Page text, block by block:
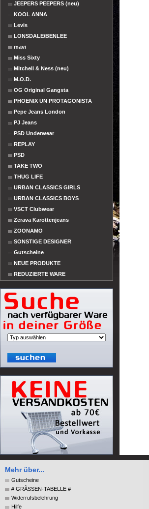
JEEPERS PEEPERS (neu)
KOOL ANNA
Levis
LONSDALE/BENLEE
mavi
Miss Sixty
Mitchell & Ness (neu)
M.O.D.
OG Original Gangsta
PHOENIX UN PROTAGONISTA
Pepe Jeans London
PJ Jeans
PSD Underwear
REPLAY
PSD
TAKE TWO
THUG LIFE
URBAN CLASSICS GIRLS
URBAN CLASSICS BOYS
VSCT Clubwear
Zerava Karottenjeans
ZOONAMO
SONSTIGE DESIGNER
Gutscheine
NEUE PRODUKTE
REDUZIERTE WARE
Mehr über...
Gutscheine
# GRÃSSEN-TABELLE #
Widerrufsbelehrung
Hilfe